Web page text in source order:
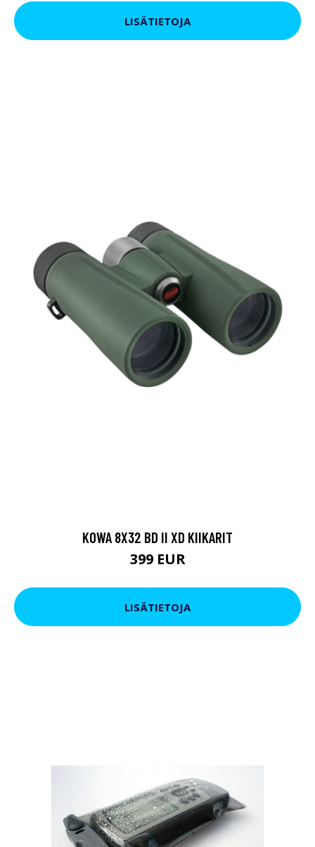
LISÄTIETOJA
KOWA 8X32 BD II XD KIIKARIT
399 EUR
LISÄTIETOJA